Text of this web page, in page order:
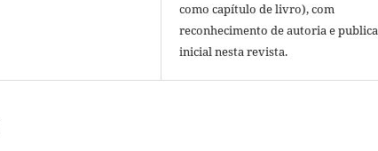
como capítulo de livro), com
reconhecimento de autoria e
inicial nesta revista.